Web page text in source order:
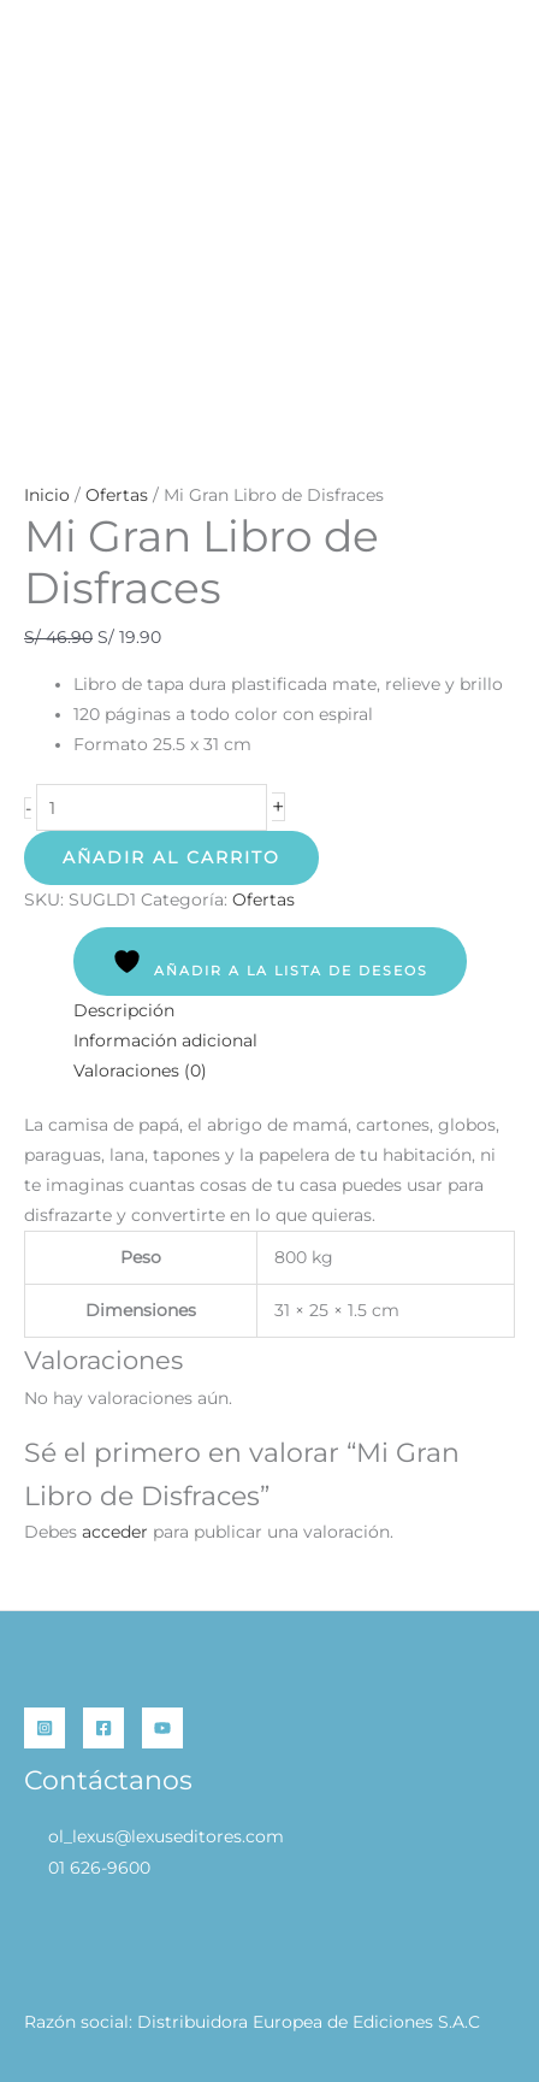
Inicio / Ofertas / Mi Gran Libro de Disfraces
Mi Gran Libro de
Disfraces
S/46.90 S/ 19.90
Libro de tapa dura plastificada mate, relieve y brillo
120 páginas a todo color con espiral
Formato 25.5 x 31 cm
- +
AÑADIR AL CARRITO
SKU: SUGLD1 Categoría: Ofertas
AÑADIR A LA LISTA DE DESEOS
Descripción
Información adicional
Valoraciones (0)
La camisa de papá, el abrigo de mamá, cartones, globos,
paraguas, lana, tapones y la papelera de tu habitación, ni
te imaginas cuantas cosas de tu casa puedes usar para
disfrazarte y convertirte en lo que quieras.
Peso 800 kg
Dimensiones 31 × 25 × 1.5 cm
Valoraciones
No hay valoraciones aún.
Sé el primero en valorar “Mi Gran
Libro de Disfraces”
Debes acceder para publicar una valoración.
Contáctanos
ol_lexus@lexuseditores.com
01 626-9600
Razón social: Distribuidora Europea de Ediciones S.A.C